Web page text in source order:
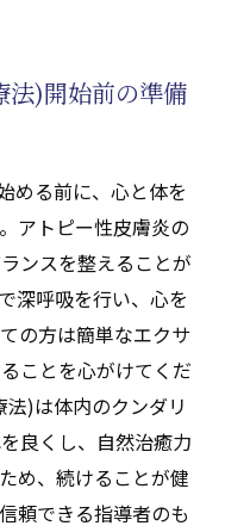
法)開始前の準備
める前に、心と体を
アトピー性皮膚炎の
ンスを整えることが
深呼吸を行い、心を
の方は簡単なエクサ
ことを心がけてくだ
)は体内のクンダリ
良くし、自然治癒力
め、続けることが健
頼できる指導者のも